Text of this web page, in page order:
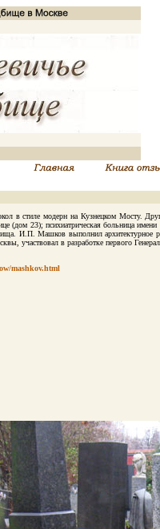
стиле модерн на Кузнецком Мосту.
23); психиатрическая больница
И.П. Машков выполнил
участвовал в разработке первого
mashkov.html